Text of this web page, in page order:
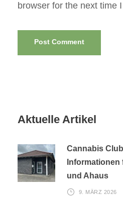
browser for the next time
Aktuelle Artikel
Cannabis
und Ahaus
9. MÄRZ 2026